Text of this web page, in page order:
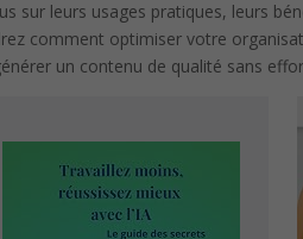
sur leurs usages pratiques, leurs
comment optimiser votre
un contenu de qualité sans